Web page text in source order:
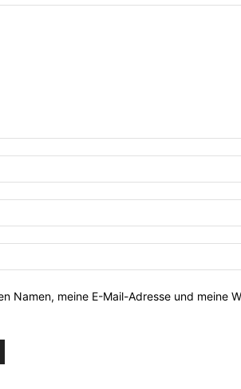
Namen, meine E-Mail-Adresse und meine